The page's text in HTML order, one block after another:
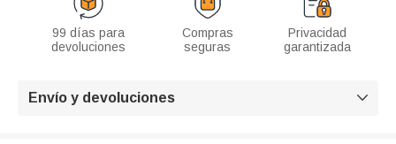
99 días para
devoluciones
Compras
seguras
Privacidad
garantizada
Envío y devoluciones 